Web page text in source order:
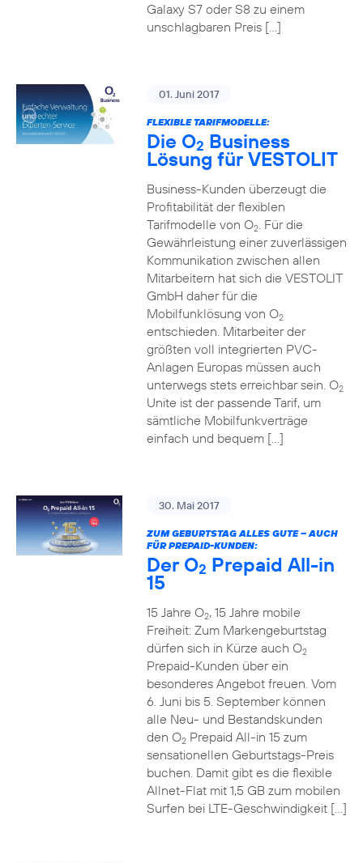
Galaxy S7 oder S8 zu einem
unschlagbaren Preis […]
01. Juni 2017
FLEXIBLE TARIFMODELLE:
Die O2 Business
Lösung für VESTOLIT
Business-Kunden überzeugt die
Profitabilität der flexiblen
Tarifmodelle von O2. Für die
Gewährleistung einer zuverlässigen
Kommunikation zwischen allen
Mitarbeitern hat sich die VESTOLIT
GmbH daher für die
Mobilfunklösung von O2
entschieden. Mitarbeiter der
größten voll integrierten PVC-
Anlagen Europas müssen auch
unterwegs stets erreichbar sein. O2
Unite ist der passende Tarif, um
sämtliche Mobilfunkverträge
einfach und bequem […]
30. Mai 2017
ZUM GEBURTSTAG ALLES GUTE – AUCH
FÜR PREPAID-KUNDEN:
Der O2 Prepaid All-in
15
15 Jahre O2, 15 Jahre mobile
Freiheit: Zum Markengeburtstag
dürfen sich in Kürze auch O2
Prepaid-Kunden über ein
besonderes Angebot freuen. Vom
6. Juni bis 5. September können
alle Neu- und Bestandskunden
den O2Prepaid All-in 15 zum
sensationellen Geburtstags-Preis
buchen. Damit gibt es die flexible
Allnet-Flat mit 1,5 GB zum mobilen
Surfen bei LTE-Geschwindigkeit […]